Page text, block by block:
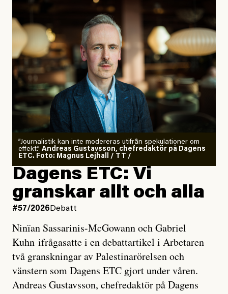
”Journalistik kan inte modereras utifrån spekulationer om
effekt.” Andreas Gustavsson, chefredaktör på Dagens
ETC. Foto: Magnus Lejhall / TT /
Dagens ETC: Vi
granskar allt och alla
#57/2026 Debatt
Ninïan Sassarinis-McGowann och Gabriel
Kuhn ifrågasatte i en debattartikel i Arbetaren
två granskningar av Palestinarörelsen och
vänstern som Dagens ETC gjort under våren.
Andreas Gustavsson, chefredaktör på Dagens